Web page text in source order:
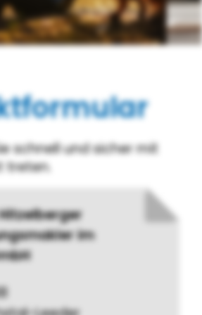
schnell und sicher mit
treten.
im